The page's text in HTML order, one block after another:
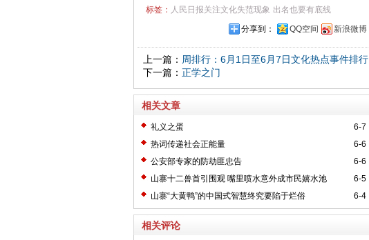
标签： 人民日报关注文化失范现象 出名也要有底线
分享到：
QQ空间 新浪微博
上一篇： 周排行：6月1日至6月7日文化热点事件排行
下一篇： 正学之门
相关文章
6-7
礼义之蛋
6-6
热词传递社会正能量
6-6
公安部专家的防劫匪忠告
6-5
山寨十二兽首引围观 嘴里喷水意外成市民嬉水池
6-4
山寨“大黄鸭”的中国式智慧终究要陷于烂俗
相关评论